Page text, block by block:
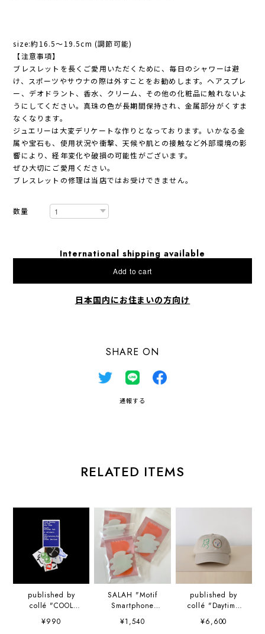
size:約16.5～19.5cm (調節可能)
【注意事項】
ブレスレットを長くご愛用いただくために、毎日のシャワーは避
け、スポーツやサウナの際は外すことをお勧めします。ヘアスプレ
ー、デオドラント、香水、クリーム、その他の化粧品に触れないよ
うにしてください。真珠の色が長期間保持され、金属部分がくすま
なくなります。
ジュエリーは大変デリケートな作りとなっております。いかなる金
属や宝石も、使用状況や衝撃、天候や肌との接触など外部環境の影
響により、経年変化や破損の可能性がございます。
ぜひ大切にご愛用ください。
ブレスレットの修理は当店ではお受けできません。
数量
International shipping available
Add to cart
日本国内にお住まいの方向け
SHARE ON
通報する
RELATED ITEMS
published by
collé "COOL
MONDAY ON
THE WAY HOME
¥990
SALAH "Motif
Smartphone
Grip" スマホグリ
ップ
¥1,540
published by
collé "Daytime
Dance cap" 山口
崇多
¥6,600